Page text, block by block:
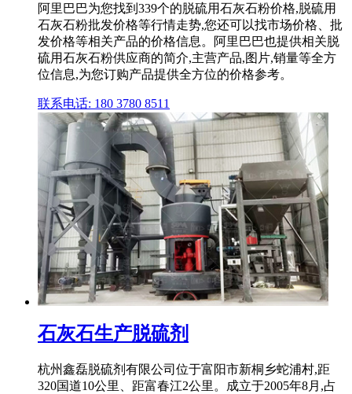
阿里巴巴为您找到339个的脱硫用石灰石粉价格,脱硫用
石灰石粉批发价格等行情走势,您还可以找市场价格、批
发价格等相关产品的价格信息。阿里巴巴也提供相关脱
硫用石灰石粉供应商的简介,主营产品,图片,销量等全方
位信息,为您订购产品提供全方位的价格参考。
联系电话: 180 3780 8511
石灰石生产脱硫剂
杭州鑫磊脱硫剂有限公司位于富阳市新桐乡蛇浦村,距
320国道10公里、距富春江2公里。成立于2005年8月,占